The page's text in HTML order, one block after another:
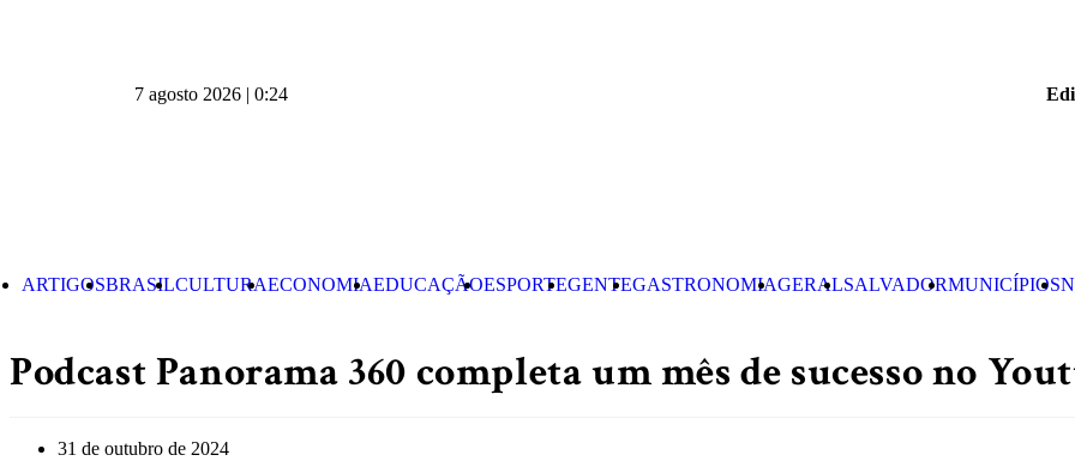
7 agosto 2026 | 0:24
ARTIGOSBRASILCULTURAECONOMIAEDUCAÇÃOESPORTEGENTEGASTRONOMIAGERALSALVADORMUNICÍPIOS
Podcast Panorama 360 completa um mês de sucesso no
31 de outubro de 2024